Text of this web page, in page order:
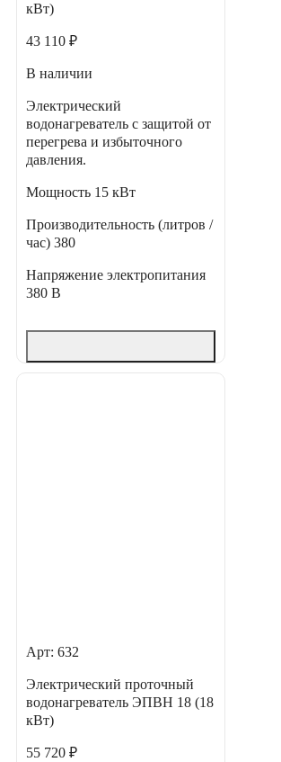
кВт)
43 110 ₽
В наличии
Электрический
водонагреватель с защитой от
перегрева и избыточного
давления.
Мощность 15 кВт
Производительность (литров /
час) 380
Напряжение электропитания
380 В
Арт: 632
Электрический проточный
водонагреватель ЭПВН 18 (18
кВт)
55 720 ₽